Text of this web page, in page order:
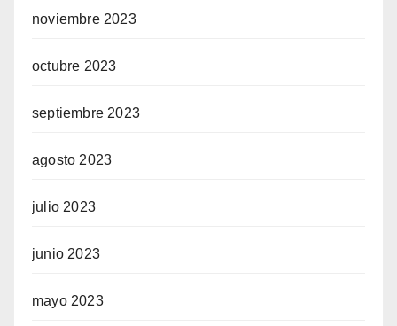
noviembre 2023
octubre 2023
septiembre 2023
agosto 2023
julio 2023
junio 2023
mayo 2023